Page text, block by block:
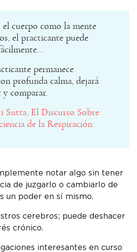
cuerpo como la mente
el practicante puede
permanece
profunda calma, dejará
comparar.
Sutta, El Discurso Sobre
de la Respiración.
notar algo sin tener
de juzgarlo o cambiarlo de
un poder en sí mismo.
cerebros; puede deshacer
crónico.
interesantes en curso